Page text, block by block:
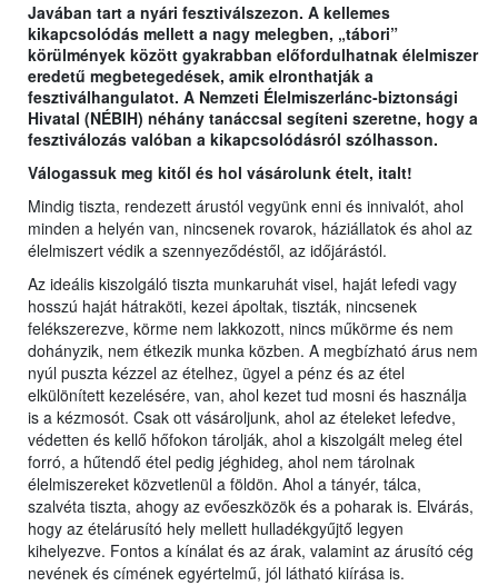
Javában tart a nyári fesztiválszezon. A kellemes
kikapcsolódás mellett a nagy melegben, „tábori”
körülmények között gyakrabban előfordulhatnak élelmiszer
eredetű megbetegedések, amik elronthatják a
fesztiválhangulatot. A Nemzeti Élelmiszerlánc-biztonsági
Hivatal (NÉBIH) néhány tanáccsal segíteni szeretne, hogy a
fesztiválozás valóban a kikapcsolódásról szólhasson.
Válogassuk meg kitől és hol vásárolunk ételt, italt!
Mindig tiszta, rendezett árustól vegyünk enni és innivalót, ahol
minden a helyén van, nincsenek rovarok, háziállatok és ahol az
élelmiszert védik a szennyeződéstől, az időjárástól.
Az ideális kiszolgáló tiszta munkaruhát visel, haját lefedi vagy
hosszú haját hátraköti, kezei ápoltak, tiszták, nincsenek
felékszerezve, körme nem lakkozott, nincs műkörme és nem
dohányzik, nem étkezik munka közben. A megbízható árus nem
nyúl puszta kézzel az ételhez, ügyel a pénz és az étel
elkülönített kezelésére, van, ahol kezet tud mosni és használja
is a kézmosót. Csak ott vásároljunk, ahol az ételeket lefedve,
védetten és kellő hőfokon tárolják, ahol a kiszolgált meleg étel
forró, a hűtendő étel pedig jéghideg, ahol nem tárolnak
élelmiszereket közvetlenül a földön. Ahol a tányér, tálca,
szalvéta tiszta, ahogy az evőeszközök és a poharak is. Elvárás,
hogy az ételárusító hely mellett hulladékgyűjtő legyen
kihelyezve. Fontos a kínálat és az árak, valamint az árusító cég
nevének és címének egyértelmű, jól látható kiírása is.